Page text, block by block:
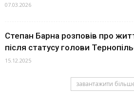
07.03.2026
Степан Барна розповів про
після статусу голови
15.12.2025
завантажити